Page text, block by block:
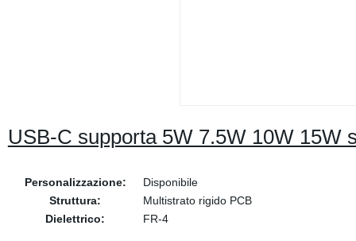
USB-C supporta 5W 7.5W 10W 15W
Personalizzazione:
Disponibile
Struttura:
Multistrato rigido PCB
Dielettrico:
FR-4